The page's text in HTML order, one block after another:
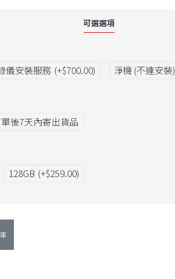
可選選項
儀安裝服務 (+$700.00) 淨機 (不連安裝)
後7天內寄出貨品
128GB (+$259.00)